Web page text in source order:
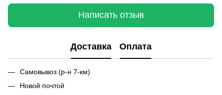
Написать отзыв
Доставка Оплата
Самовывоз (р-н 7-км)
Новой почтой